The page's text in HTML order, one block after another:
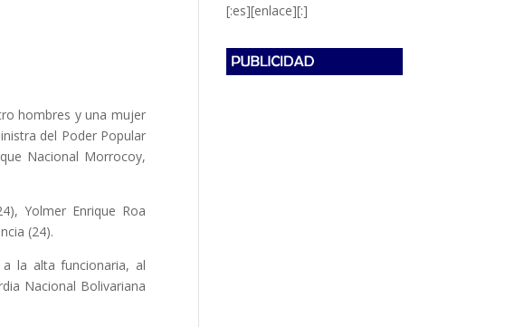
hombres y una mujer
del Poder Popular
Nacional Morrocoy,
Yolmer Enrique Roa
(24).
la alta funcionaria, al
Nacional Bolivariana
[:es][enlace][:]